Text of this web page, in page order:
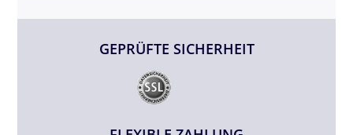
GEPRÜFTE SICHERHEIT